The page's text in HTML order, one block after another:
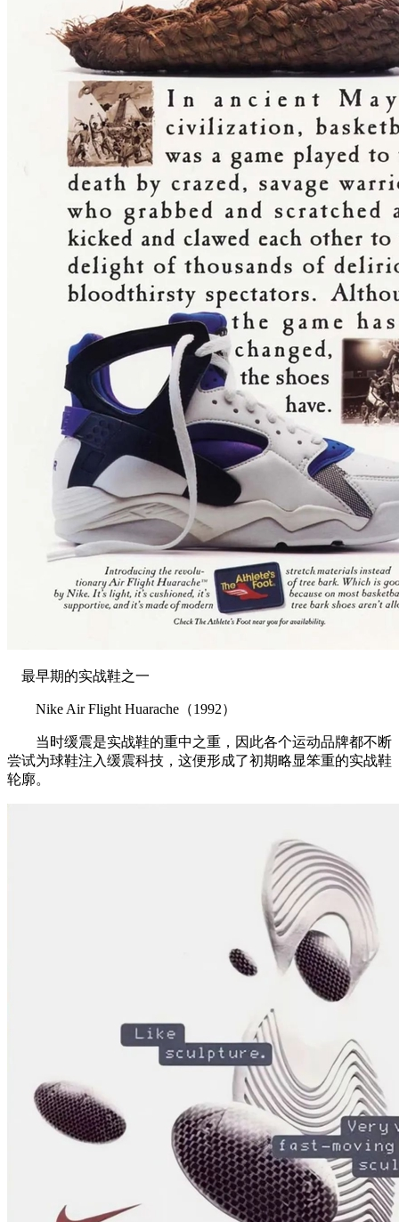
最早期的实战鞋之一
Nike Air Flight Huarache（1992）
当时缓震是实战鞋的重中之重，因此各个运动品牌都不断
尝试为球鞋注入缓震科技，这便形成了初期略显笨重的实战鞋
轮廓。